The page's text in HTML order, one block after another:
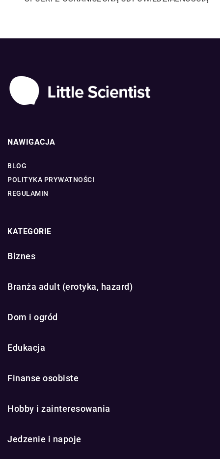
NAWIGACJA
BLOG
POLITYKA PRYWATNOŚCI
REGULAMIN
KATEGORIE
Biznes
Branża adult (erotyka, hazard)
Dom i ogród
Edukacja
Finanse osobiste
Hobby i zainteresowania
Jedzenie i napoje